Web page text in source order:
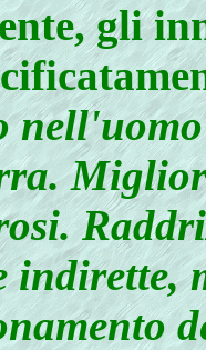
gli